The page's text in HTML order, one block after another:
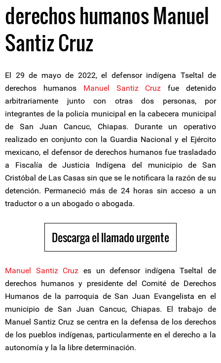
derechos humanos Manuel
Santiz Cruz
El 29 de mayo de 2022, el defensor indígena Tseltal de
derechos humanos Manuel Santiz Cruz fue detenido
arbitrariamente junto con otras dos personas, por
integrantes de la policía municipal en la cabecera municipal
de San Juan Cancuc, Chiapas. Durante un operativo
realizado en conjunto con la Guardia Nacional y el Ejército
mexicano, el defensor de derechos humanos fue trasladado
a Fiscalía de Justicia Indígena del municipio de San
Cristóbal de Las Casas sin que se le notificara la razón de su
detención. Permaneció más de 24 horas sin acceso a un
traductor o a un abogado o abogada.
Descarga el llamado urgente
Manuel Santiz Cruz es un defensor indígena Tseltal de
derechos humanos y presidente del Comité de Derechos
Humanos de la parroquia de San Juan Evangelista en el
municipio de San Juan Cancuc, Chiapas. El trabajo de
Manuel Santiz Cruz se centra en la defensa de los derechos
de los pueblos indígenas, particularmente en el derecho a la
autonomía y la la libre determinación.